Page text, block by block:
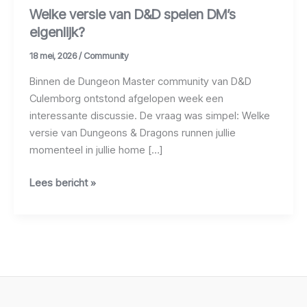
Welke versie van D&D spelen DM’s
eigenlijk?
18 mei, 2026/Community
Binnen de Dungeon Master community van D&D
Culemborg ontstond afgelopen week een
interessante discussie. De vraag was simpel: Welke
versie van Dungeons & Dragons runnen jullie
momenteel in jullie home […]
Lees bericht »